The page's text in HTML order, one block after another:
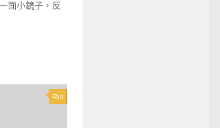
面小鏡子，反
0